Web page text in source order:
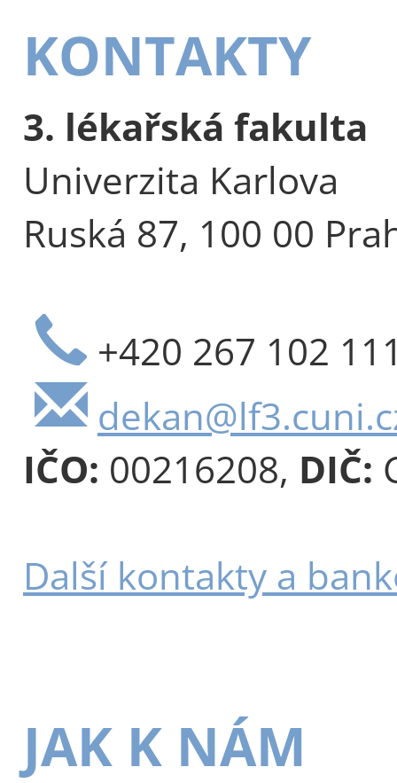
KONTAKTY
3. lékařská fakulta
Univerzita Karlova
Ruská 87, 100 00
+420 267 102
IČO: 00216208, DIČ:
Další kontakty a
JAK K NÁM